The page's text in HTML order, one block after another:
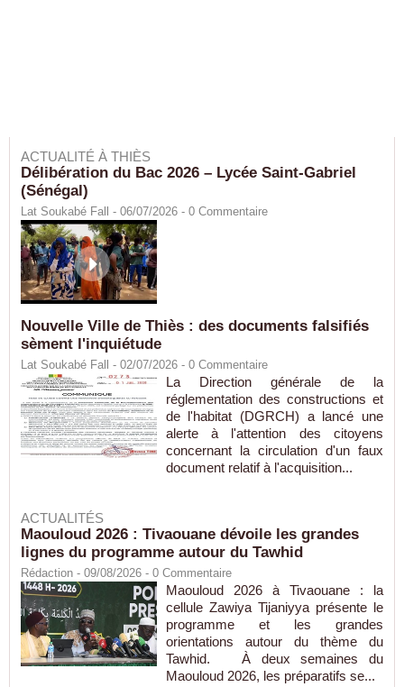
ACTUALITÉ À THIÈS
Délibération du Bac 2026 – Lycée Saint-Gabriel
(Sénégal)
Lat Soukabé Fall - 06/07/2026 - 0 Commentaire
Nouvelle Ville de Thiès : des documents falsifiés
sèment l'inquiétude
Lat Soukabé Fall - 02/07/2026 - 0 Commentaire
La Direction générale de la
réglementation des constructions et
de l'habitat (DGRCH) a lancé une
alerte à l'attention des citoyens
concernant la circulation d'un faux
document relatif à l'acquisition...
ACTUALITÉS
Maouloud 2026 : Tivaouane dévoile les grandes
lignes du programme autour du Tawhid
Rédaction - 09/08/2026 - 0 Commentaire
Maouloud 2026 à Tivaouane : la
cellule Zawiya Tijaniyya présente le
programme et les grandes
orientations autour du thème du
Tawhid. À deux semaines du
Maouloud 2026, les préparatifs se...